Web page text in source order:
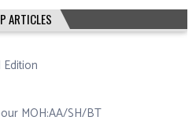
ARTICLES
MOH:AA/SH/BT